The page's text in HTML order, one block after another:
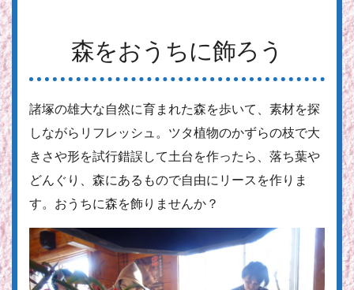
森をおうちに飾ろう
諸塚の雄大な自然に育まれた森を歩いて、素材を探
しながらリフレッシュ。ツタ植物のかずらの枝で大
きさや形を試行錯誤して土台を作ったら、落ち葉や
どんぐり、森にあるもので自由にリースを作りま
す。おうちに森を飾りませんか？